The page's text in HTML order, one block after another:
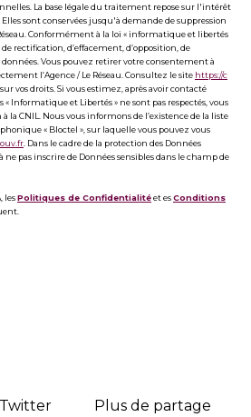
La base légale du traitement repose sur l'intérêt
sont conservées jusqu'à demande de suppression
Conformément à la loi « informatique et libertés
de rectification, d’effacement, d’opposition, de
Vous pouvez retirer votre consentement à
l’Agence / Le Réseau. Consultez le site https://c
vos droits. Si vous estimez, après avoir contacté
« Informatique et Libertés » ne sont pas respectés, vous
la CNIL. Nous vous informons de l’existence de la liste
« Bloctel », sur laquelle vous pouvez vous
. Dans le cadre de la protection des Données
ne pas inscrire de Données sensibles dans le champ de
lesPolitiques de Confidentialitéet esConditions
Twitter Plus de partage